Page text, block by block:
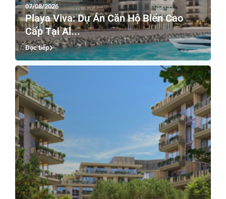
07/08/2026
Playa Viva: Dự Án Căn Hộ Biển Cao
Cấp Tại Al...
Đọc tiếp